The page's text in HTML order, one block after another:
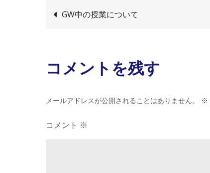
投
ナ
ビ
ゲ
GW中の授業について
コメントを残す
メールアドレスが公開されることはありません。 ※
コメント ※